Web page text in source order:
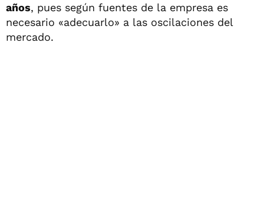
años, pues según fuentes de la empresa es
necesario «adecuarlo» a las oscilaciones del
mercado.